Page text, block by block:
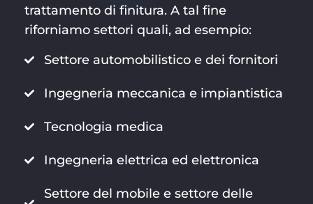
trattamento di finitura. A tal fine
riforniamo settori quali, ad esempio:
Settore automobilistico e dei fornitori
Ingegneria meccanica e impiantistica
Tecnologia medica
Ingegneria elettrica ed elettronica
Settore del mobile e settore delle